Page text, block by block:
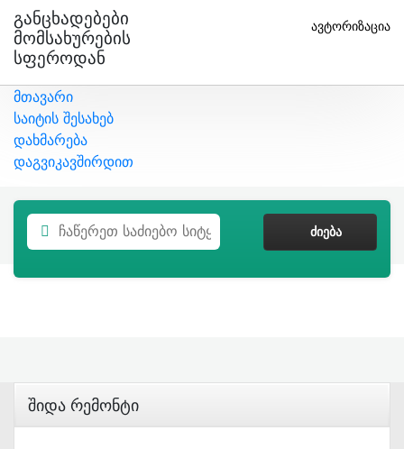
Განცხადებები
Მომსახურების
Სფეროდან
ავტორიზაცია
მთავარი
საიტის შესახებ
დახმარება
დაგვიკავშირდით
ᲫᲘᲔᲑᲐ
Შიდა Რემონტი